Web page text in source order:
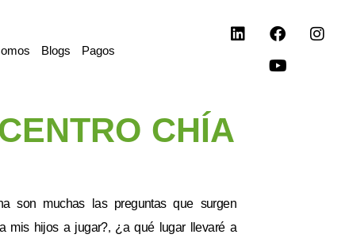
Blogs Pagos
L
i
F
a
c
e
I
n
Y
o
u
t
CHÍA
son muchas las preguntas que surgen
mis hijos a jugar?, ¿a qué lugar llevaré a